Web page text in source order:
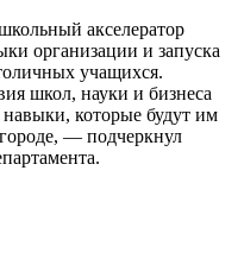
акселератор
организации и запуска
учащихся.
школ, науки и бизнеса
которые будут им
— подчеркнул